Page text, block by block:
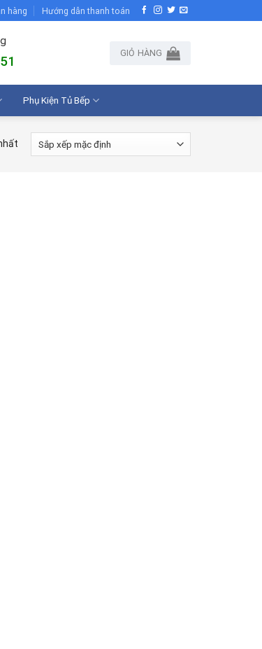
hàng Hướng dẫn thanh toán
GIỎ HÀNG
Phụ Kiện Tủ Bếp